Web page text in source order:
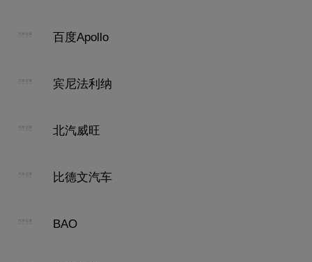
百度Apollo
宾尼法利纳
北汽威旺
比德文汽车
BAO